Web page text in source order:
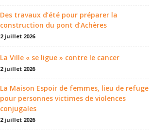
Des travaux d’été pour préparer la
construction du pont d’Achères
2 juillet 2026
La Ville « se ligue » contre le cancer
2 juillet 2026
La Maison Espoir de femmes, lieu de refuge
pour personnes victimes de violences
conjugales
2 juillet 2026